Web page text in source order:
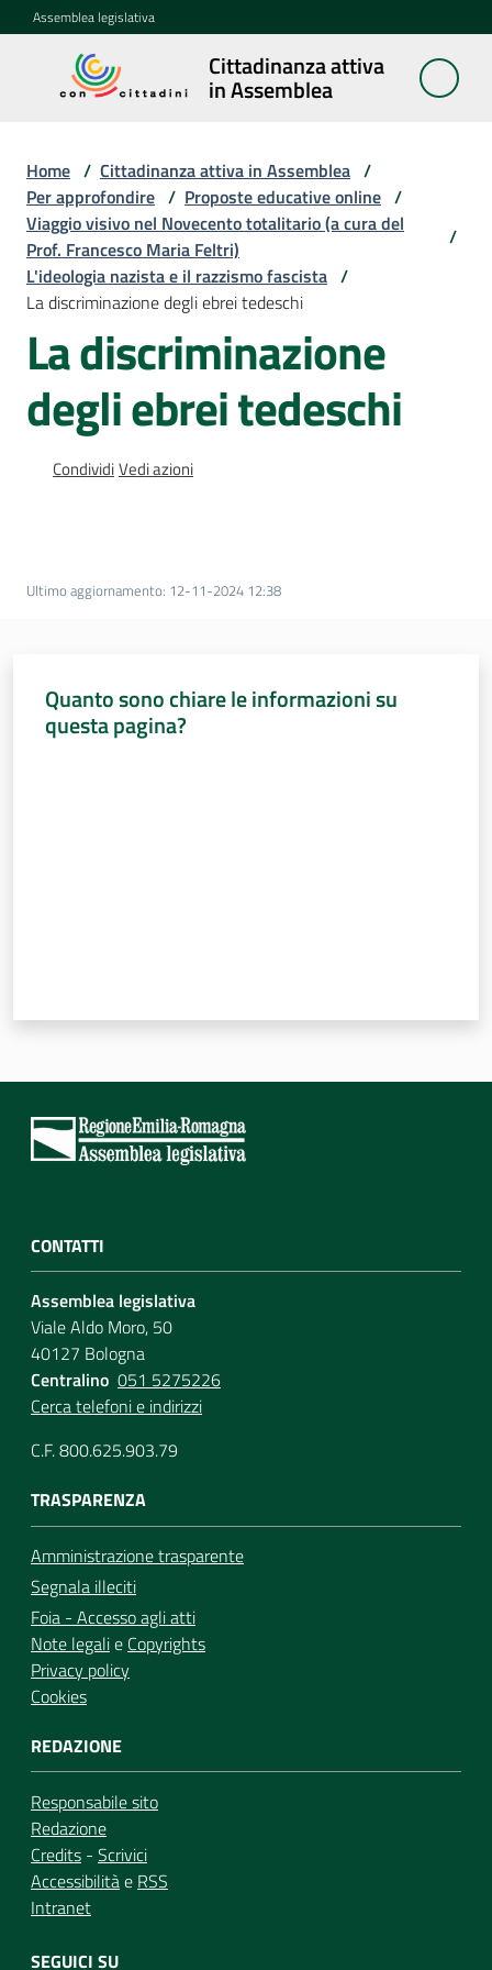
Vai al contenuto
Vai alla navigazione
Vai al footer
Assemblea legislativa
Cittadinanza attiva
in Assemblea
Cittadinanza
attiva in
Concittadini
Porte
aperte
in
Assemblea
Mostre
Assemblea
Attività
Argomenti
Per i cittadini
Home / Cittadinanza attiva in Assemblea /
Per approfondire / Proposte educative online /
Viaggio visivo nel Novecento totalitario (a cura del
Prof. Francesco Maria Feltri)
/
L'ideologia nazista e il razzismo fascista /
La discriminazione degli ebrei tedeschi
La discriminazione
degli ebrei tedeschi
CondividiVedi azioni
Ultimo aggiornamento: 12-11-2024 12:38
Quanto sono chiare le informazioni su
questa pagina?
CONTATTI
Assemblea legislativa
Viale Aldo Moro, 50
40127 Bologna
Centralino 051 5275226
Cerca telefoni e indirizzi
C.F. 800.625.903.79
TRASPARENZA
Amministrazione trasparente
Segnala illeciti
Foia - Accesso agli atti
Note legalie Copyrights
Privacy policy
Cookies
REDAZIONE
Responsabile sito
Redazione
Credits - Scrivici
Accessibilitàe RSS
Intranet
SEGUICI SU